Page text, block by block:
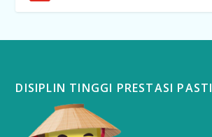
DISIPLIN TINGGI PRESTASI PASTI